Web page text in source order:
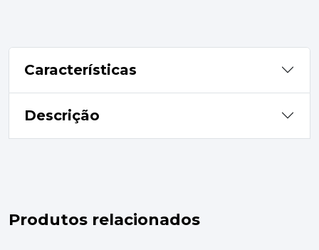
Características
Descrição
Produtos relacionados